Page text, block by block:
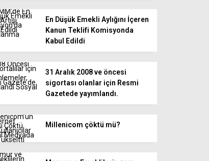
En Düşük Emekli Aylığını İçeren
Kanun Teklifi Komisyonda
Kabul Edildi
31 Aralık 2008 ve öncesi
sigortası olanlar için Resmi
Gazetede yayımlandı.
Millenicom çöktü mü?